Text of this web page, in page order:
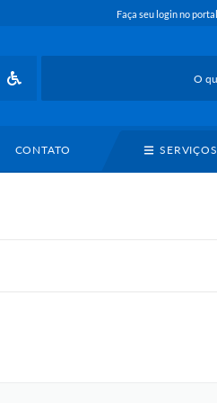
Faça seu login no portal
CONTATO SERVIÇOS